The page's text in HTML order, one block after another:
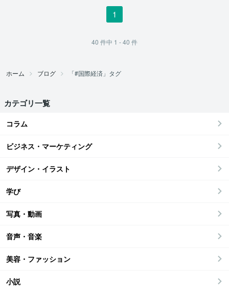
1
40 件中 1 - 40 件
ホーム ブログ 「#国際経済」タグ
カテゴリ一覧
コラム
ビジネス・マーケティング
デザイン・イラスト
学び
写真・動画
音声・音楽
美容・ファッション
小説